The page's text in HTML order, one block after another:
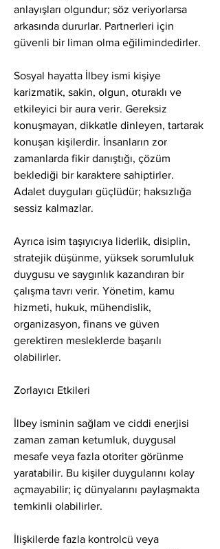
anlayışları olgundur; söz veriyorlarsa
arkasında dururlar. Partnerleri için
güvenli bir liman olma eğilimindedirler.
Sosyal hayatta İlbey ismi kişiye
karizmatik, sakin, olgun, oturaklı ve
etkileyici bir aura verir. Gereksiz
konuşmayan, dikkatle dinleyen, tartarak
konuşan kişilerdir. İnsanların zor
zamanlarda fikir danıştığı, çözüm
beklediği bir karaktere sahiptirler.
Adalet duyguları güçlüdür; haksızlığa
sessiz kalmazlar.
Ayrıca isim taşıyıcıya liderlik, disiplin,
stratejik düşünme, yüksek sorumluluk
duygusu ve saygınlık kazandıran bir
çalışma tavrı verir. Yönetim, kamu
hizmeti, hukuk, mühendislik,
organizasyon, finans ve güven
gerektiren mesleklerde başarılı
olabilirler.
Zorlayıcı Etkileri
İlbey isminin sağlam ve ciddi enerjisi
zaman zaman ketumluk, duygusal
mesafe veya fazla otoriter görünme
yaratabilir. Bu kişiler duygularını kolay
açmayabilir; iç dünyalarını paylaşmakta
temkinli olabilirler.
İlişkilerde fazla kontrolcü veya